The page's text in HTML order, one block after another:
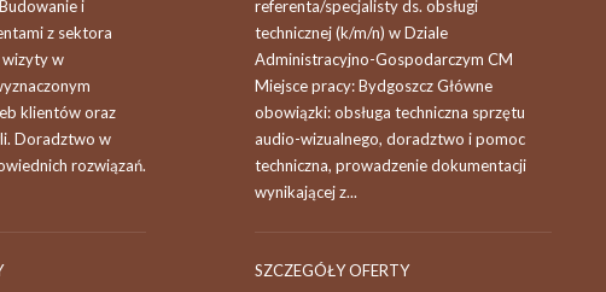
i
z sektora
wizyty w
klientów oraz
Doradztwo w
rozwiązań.
referenta/specjalisty ds. obsługi
technicznej (k/m/n) w Dziale
Administracyjno-Gospodarczym CM
Miejsce pracy: Bydgoszcz Główne
obowiązki: obsługa techniczna sprzętu
audio-wizualnego, doradztwo i pomoc
techniczna, prowadzenie dokumentacji
wynikającej z...
SZCZEGÓŁY OFERTY